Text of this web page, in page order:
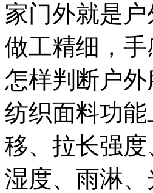
家门外就是
做工精细，
怎样判断户
纺织面料功
移、拉长强
湿度、雨淋